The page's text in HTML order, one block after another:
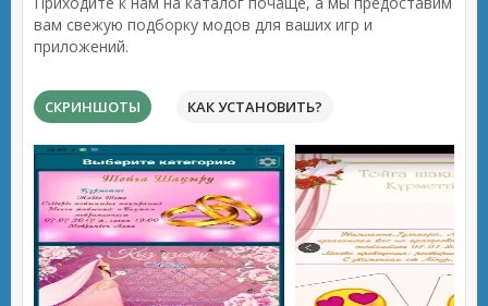
вам свежую подборку модов для ваших игр и
приложений.
СКРИНШОТЫ КАК УСТАНОВИТЬ?